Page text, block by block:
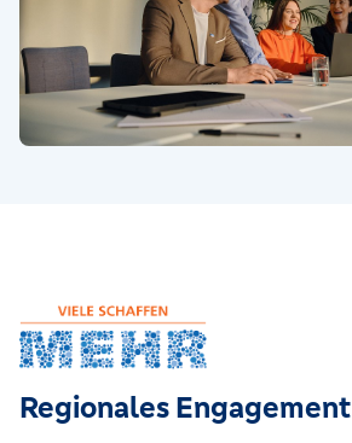
Regionales Engagement